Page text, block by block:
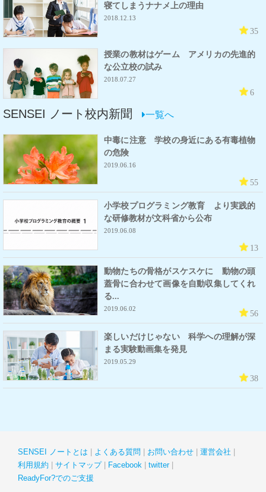
寝てしまうナナメ上の理由
2018.12.13
35
授業の教材はゲーム アメリカの先進的
な公立校の試み
2018.07.27
6
SENSEI ノート校内新聞 一覧へ
中毒に注意 学校の身近にある有毒植物
の危険
2019.06.16
55
小学校プログラミング教育 より実践的
な研修教材が文科省から公布
2019.06.08
13
動物たちの骨格がスケスケに 動物の頭
蓋骨に合わせて画像を自動収集してくれ
る...
2019.06.02
56
楽しいだけじゃない 科学への理解が深
まる実験動画集を発見
2019.05.29
38
SENSEI ノートとは よくある質問 お問い合わせ
運営会社
利用規約
サイトマップ Facebook
twitter
ReadyFor?でのご支援